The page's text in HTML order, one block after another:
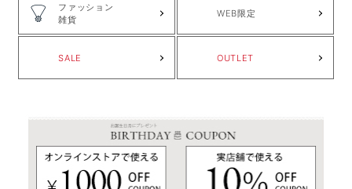
ファッション
雑貨
WEB限定
SALE OUTLET